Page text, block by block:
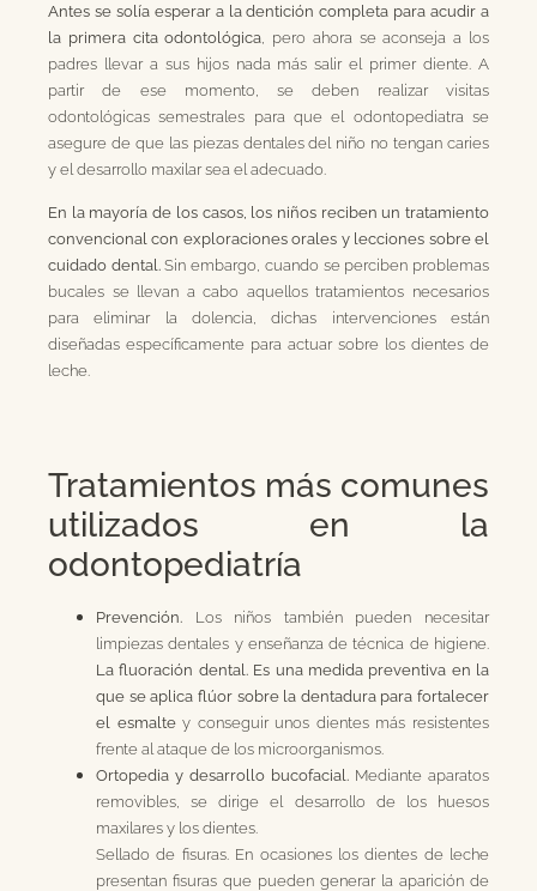
Antes se solía esperar a la dentición completa para acudir a
la primera cita odontológica , pero ahora se aconseja a los
padres llevar a sus hijos nada más salir el primer diente. A
partir de ese momento, se deben realizar visitas
odontológicas semestrales para que el odontopediatra se
asegure de que las piezas dentales del niño no tengan caries
y el desarrollo maxilar sea el adecuado.
En la mayoría de los casos, los niños reciben un tratamiento
convencional con exploraciones orales y lecciones sobre el
cuidado dental.Sin embargo, cuando se perciben problemas
bucales se llevan a cabo aquellos tratamientos necesarios
para eliminar la dolencia, dichas intervenciones están
diseñadas específicamente para actuar sobre los dientes de
leche.
Tratamientos más comunes
utilizados en la
odontopediatría
Prevención. Los niños también pueden necesitar
limpiezas dentales y enseñanza de técnica de higiene.
La fluoración dental. Es una medida preventiva en la
que se aplica flúor sobre la dentadura para fortalecer
el esmaltey conseguir unos dientes más resistentes
frente al ataque de los microorganismos.
Ortopedia y desarrollo bucofacial. Mediante aparatos
removibles, se dirige el desarrollo de los huesos
maxilares y los dientes.
Sellado de fisuras. En ocasiones los dientes de leche
presentan fisuras que pueden generar la aparición de